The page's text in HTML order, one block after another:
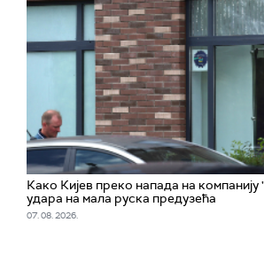
Како Кијев преко напада на компанију
удара на мала руска предузећа
07. 08. 2026.